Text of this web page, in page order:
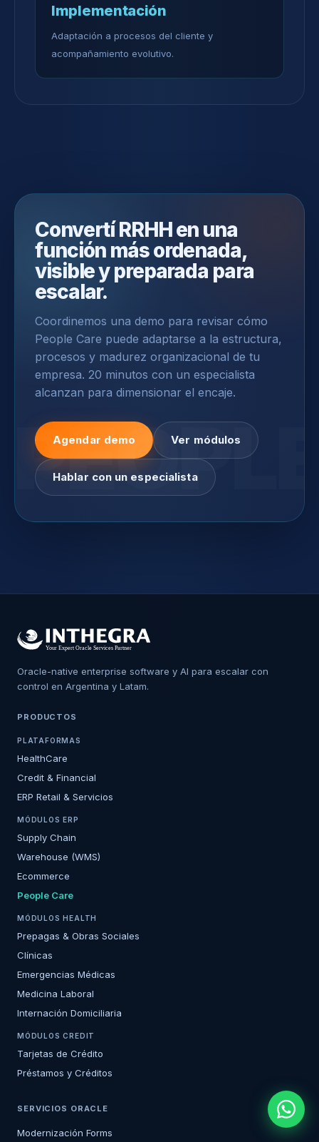
Implementación
Adaptación a procesos del cliente y
acompañamiento evolutivo.
Convertí RRHH en una
función más ordenada,
visible y preparada para
escalar.
Coordinemos una demo para revisar cómo
People Care puede adaptarse a la estructura,
procesos y madurez organizacional de tu
empresa. 20 minutos con un especialista
alcanzan para dimensionar el encaje.
Agendar demo Ver módulos
Hablar con un especialista
Oracle-native enterprise software y AI para escalar con
control en Argentina y Latam.
PRODUCTOS
PLATAFORMAS
HealthCare
Credit & Financial
ERP Retail & Servicios
MÓDULOS ERP
Supply Chain
Warehouse (WMS)
Ecommerce
People Care
MÓDULOS HEALTH
Prepagas & Obras Sociales
Clínicas
Emergencias Médicas
Medicina Laboral
Internación Domiciliaria
MÓDULOS CREDIT
Tarjetas de Crédito
Préstamos y Créditos
SERVICIOS ORACLE
Modernización Forms